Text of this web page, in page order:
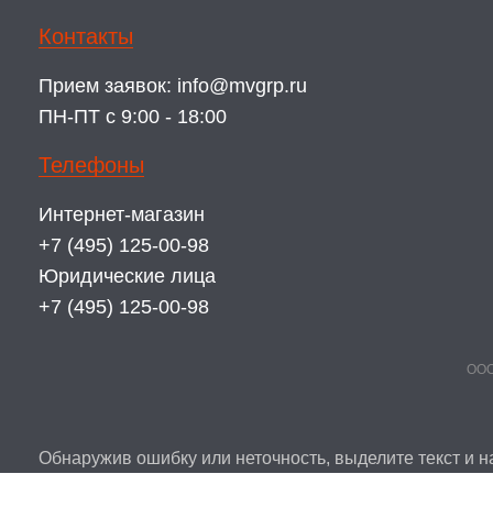
Контакты
Прием заявок: info@mvgrp.ru
ПН-ПТ с 9:00 - 18:00
Телефоны
Интернет-магазин
+7 (495) 125-00-98
Юридические лица
+7 (495) 125-00-98
ООО
Обнаружив ошибку или неточность, выделите текст и